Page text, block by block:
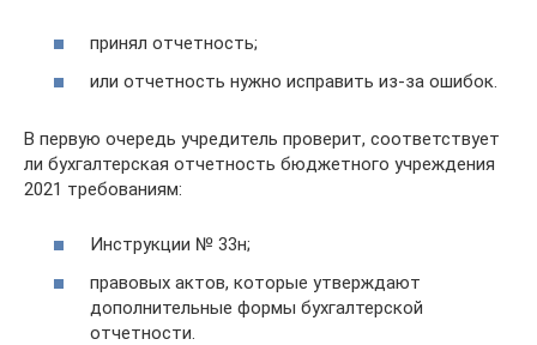
принял отчетность;
или отчетность нужно исправить из-за ошибок.
В первую очередь учредитель проверит, соответствует
ли бухгалтерская отчетность бюджетного учреждения
2021 требованиям:
Инструкции № 33н;
правовых актов, которые утверждают
дополнительные формы бухгалтерской
отчетности.